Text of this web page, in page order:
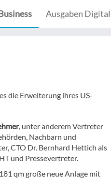
Ausgaben Digital
die Erweiterung ihres US-
, unter anderem Vertreter
Nachbarn und
CTO Dr. Bernhard Hettich als
und Pressevertreter.
qm große neue Anlage mit